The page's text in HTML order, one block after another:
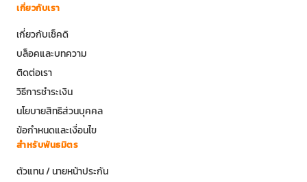
เกี่ยวกับเรา
เกี่ยวกับเช็คดิ
บล็อคและบทความ
ติดต่อเรา
วิธีการชำระเงิน
นโยบายสิทธิส่วนบุคคล
ข้อกำหนดและเงื่อนไข
สำหรับพันธมิตร
ตัวแทน / นายหน้าประกัน